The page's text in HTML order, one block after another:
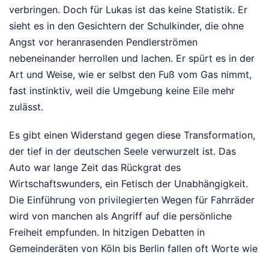
verbringen. Doch für Lukas ist das keine Statistik. Er
sieht es in den Gesichtern der Schulkinder, die ohne
Angst vor heranrasenden Pendlerströmen
nebeneinander herrollen und lachen. Er spürt es in der
Art und Weise, wie er selbst den Fuß vom Gas nimmt,
fast instinktiv, weil die Umgebung keine Eile mehr
zulässt.
Es gibt einen Widerstand gegen diese Transformation,
der tief in der deutschen Seele verwurzelt ist. Das
Auto war lange Zeit das Rückgrat des
Wirtschaftswunders, ein Fetisch der Unabhängigkeit.
Die Einführung von privilegierten Wegen für Fahrräder
wird von manchen als Angriff auf die persönliche
Freiheit empfunden. In hitzigen Debatten in
Gemeinderäten von Köln bis Berlin fallen oft Worte wie